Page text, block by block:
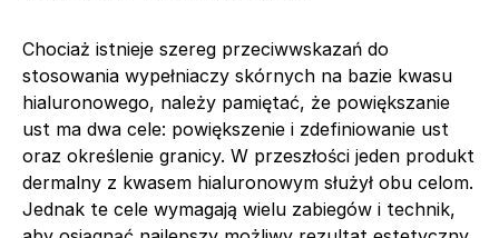
Chociaż istnieje szereg przeciwwskazań do
stosowania wypełniaczy skórnych na bazie kwasu
hialuronowego, należy pamiętać, że powiększanie
ust ma dwa cele: powiększenie i zdefiniowanie ust
oraz określenie granicy. W przeszłości jeden produkt
dermalny z kwasem hialuronowym służył obu celom.
Jednak te cele wymagają wielu zabiegów i technik,